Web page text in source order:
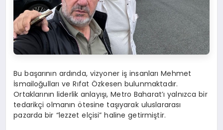
Bu başarının ardında, vizyoner iş insanları Mehmet
İsmailoğulları ve Rıfat Özkesen bulunmaktadır.
Ortaklarının liderlik anlayışı, Metro Baharat’ı yalnızca bir
tedarikçi olmanın ötesine taşıyarak uluslararası
pazarda bir “lezzet elçisi” haline getirmiştir.